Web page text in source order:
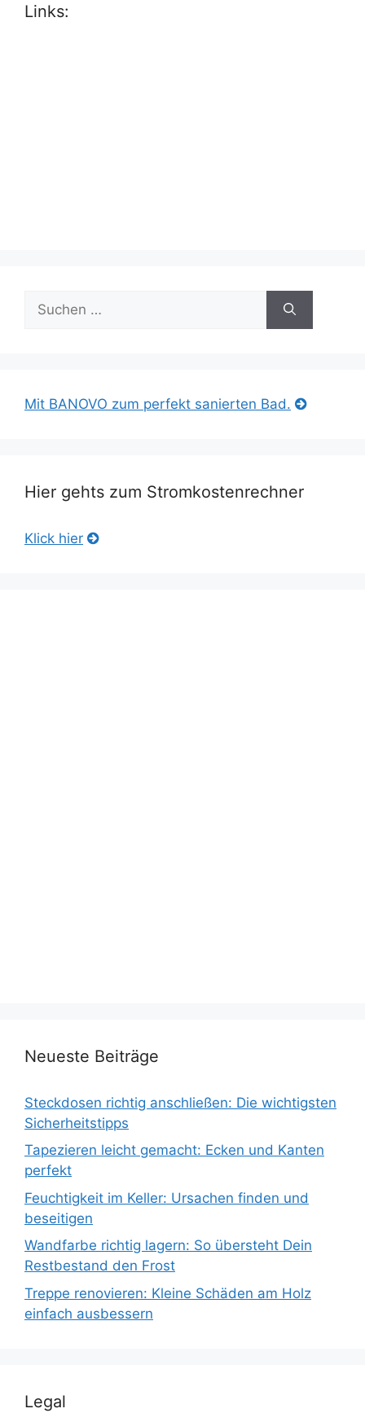
Links:
nach:
Mit BANOVO zum perfekt sanierten Bad.
Hier gehts zum Stromkostenrechner
Klick hier
Neueste Beiträge
Steckdosen richtig anschließen: Die wichtigsten
Sicherheitstipps
Tapezieren leicht gemacht: Ecken und Kanten
perfekt
Feuchtigkeit im Keller: Ursachen finden und
beseitigen
Wandfarbe richtig lagern: So übersteht Dein
Restbestand den Frost
Treppe renovieren: Kleine Schäden am Holz
einfach ausbessern
Legal